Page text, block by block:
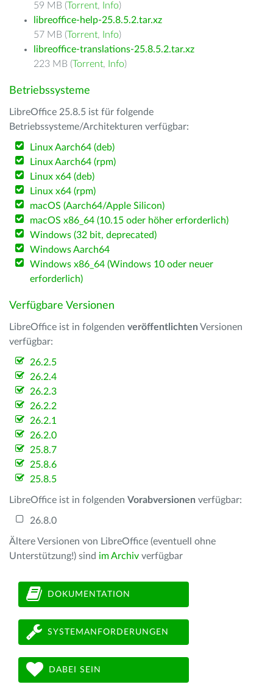
59 MB (Torrent, Info)
libreoffice-help-25.8.5.2.tar.xz
57 MB (Torrent, Info)
libreoffice-translations-25.8.5.2.tar.xz
223 MB (Torrent, Info)
Betriebssysteme
LibreOffice 25.8.5 ist für folgende
Betriebssysteme/Architekturen verfügbar:
Linux Aarch64 (deb)
Linux Aarch64 (rpm)
Linux x64 (deb)
Linux x64 (rpm)
macOS (Aarch64/Apple Silicon)
macOS x86_64 (10.15 oder höher erforderlich)
Windows (32 bit, deprecated)
Windows Aarch64
Windows x86_64 (Windows 10 oder neuer
erforderlich)
Verfügbare Versionen
LibreOffice ist in folgenden veröffentlichten Versionen
verfügbar:
26.2.5
26.2.4
26.2.3
26.2.2
26.2.1
26.2.0
25.8.7
25.8.6
25.8.5
LibreOffice ist in folgenden Vorabversionen verfügbar:
26.8.0
Ältere Versionen von LibreOffice (eventuell ohne
Unterstützung!) sind im Archiv verfügbar
DOKUMENTATION
SYSTEMANFORDERUNGEN
DABEI SEIN